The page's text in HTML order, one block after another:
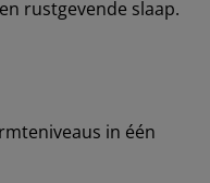
rustgevende slaap.
in één